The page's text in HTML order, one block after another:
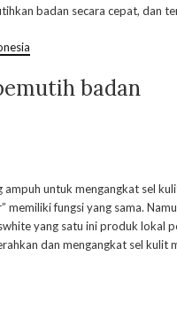
badan secara cepat, dan
badan
untuk mengangkat sel
memiliki fungsi yang sama.
yang satu ini produk lokal
dan mengangkat sel kulit